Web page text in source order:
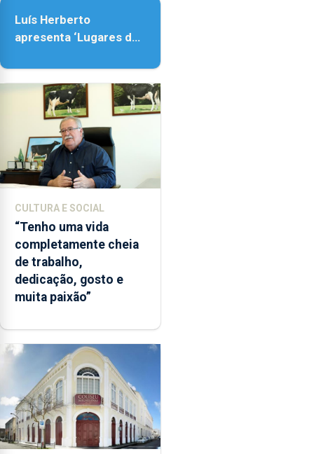
Luís Herberto
apresenta ‘Lugares da
CULTURA E SOCIAL
“Tenho uma vida
completamente cheia
de trabalho,
dedicação, gosto e
muita paixão”